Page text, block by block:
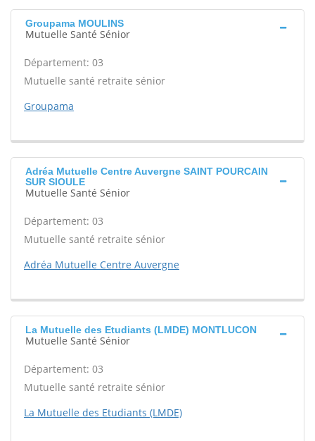
Groupama MOULINS
Mutuelle Santé Sénior
Département: 03
Mutuelle santé retraite sénior
Groupama
Adréa Mutuelle Centre Auvergne SAINT POURCAIN
SUR SIOULE
Mutuelle Santé Sénior
Département: 03
Mutuelle santé retraite sénior
Adréa Mutuelle Centre Auvergne
La Mutuelle des Etudiants (LMDE) MONTLUCON
Mutuelle Santé Sénior
Département: 03
Mutuelle santé retraite sénior
La Mutuelle des Etudiants (LMDE)